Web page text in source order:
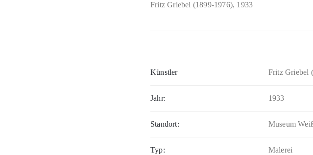
Fritz Griebel (1899-1976), 1933
Künstler Fritz Griebel
Jahr: 1933
Standort: Museum
Typ: Malerei